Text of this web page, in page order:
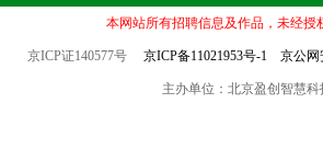
本网站所有招聘信息及作品，未经
京ICP证140577号 京ICP备11021953号-1 京公网
主办单位：北京盈创智慧